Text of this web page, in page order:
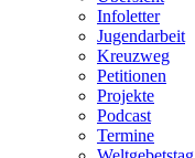
Infoletter
Jugendarbeit
Kreuzweg
Petitionen
Projekte
Podcast
Termine